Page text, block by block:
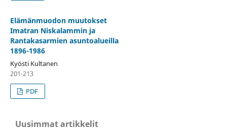
Elämänmuodon muutokset
Imatran Niskalammin ja
Rantakasarmien asuntoalueilla
1896-1986
Kyösti Kultanen
201-213
PDF
Uusimmat artikkelit